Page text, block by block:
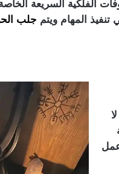
الفلكية السريعة
المهام ويتم جلب